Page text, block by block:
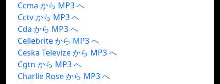
Ccma から MP3 へ
Cctv から MP3 へ
Cda から MP3 へ
Cellebrite から MP3 へ
Ceska Televize から MP3 へ
Cgtn から MP3 へ
Charlie Rose から MP3 へ